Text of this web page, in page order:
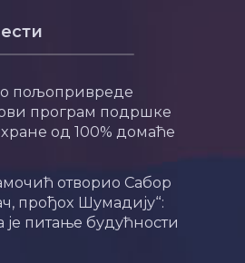
пољопривреде
програм подршке
од 100% домаће
отворио Сабор
прођох Шумадију“:
је питање будућности